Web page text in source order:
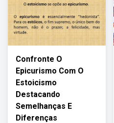
Confronte O
Epicurismo Com O
Estoicismo
Destacando
Semelhanças E
Diferenças